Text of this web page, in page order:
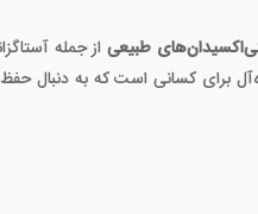
طبیعی
برای کسانی است که به دنبال حفظ